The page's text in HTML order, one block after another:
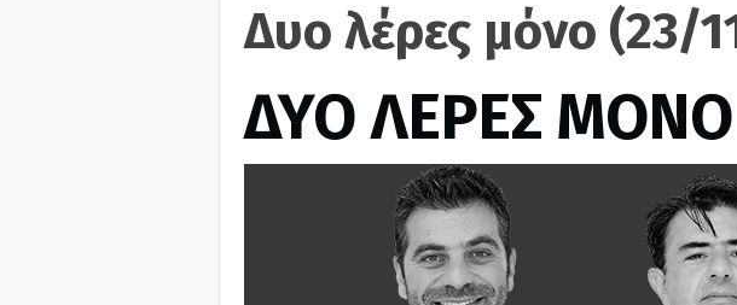
Δυο λέρες μόνο (23/
ΔΥΟ ΛΕΡΕΣ ΜΟΝΟ